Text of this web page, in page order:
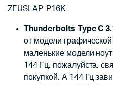
ZEUSLAP-P16K
Thunderbolts Type C
от модели
маленькие модели
144 Гц, пожалуйста,
покупкой. А 144 Гц